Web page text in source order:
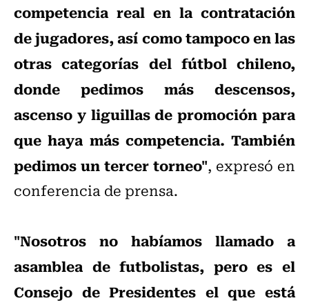
competencia real en la contratación
de jugadores, así como tampoco en las
otras categorías del fútbol chileno,
donde pedimos más descensos,
ascenso y liguillas de promoción para
que haya más competencia. También
pedimos un tercer torneo", expresó en
conferencia de prensa.
"Nosotros no habíamos llamado a
asamblea de futbolistas, pero es el
Consejo de Presidentes el que está